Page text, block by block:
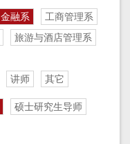
金融系
工商管理系
旅游与酒店管理系
讲师 其它
硕士研究生导师